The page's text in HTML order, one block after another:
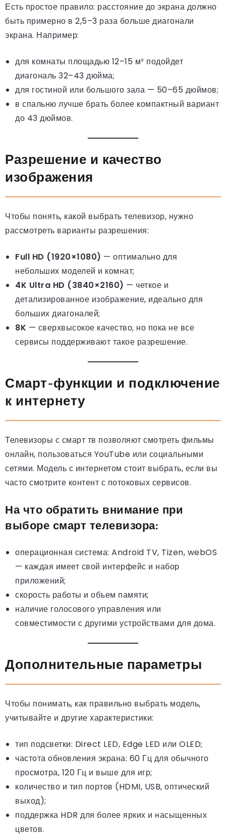
Есть простое правило: расстояние до экрана должно
быть примерно в 2,5–3 раза больше диагонали
экрана. Например:
для комнаты площадью 12–15 м² подойдет
диагональ 32–43 дюйма;
для гостиной или большого зала — 50–65 дюймов;
в спальню лучше брать более компактный вариант
до 43 дюймов.
Разрешение и качество
изображения
Чтобы понять, какой выбрать телевизор, нужно
рассмотреть варианты разрешения:
Full HD (1920×1080) — оптимально для
небольших моделей и комнат;
4K Ultra HD (3840×2160) — четкое и
детализированное изображение, идеально для
больших диагоналей;
8K — сверхвысокое качество, но пока не все
сервисы поддерживают такое разрешение.
Смарт-функции и подключение
к интернету
Телевизоры с смарт тв позволяют смотреть фильмы
онлайн, пользоваться YouTube или социальными
сетями. Модель с интернетом стоит выбрать, если вы
часто смотрите контент с потоковых сервисов.
На что обратить внимание при
выборе смарт телевизора:
операционная система: Android TV, Tizen, webOS
— каждая имеет свой интерфейс и набор
приложений;
скорость работы и объем памяти;
наличие голосового управления или
совместимости с другими устройствами для дома.
Дополнительные параметры
Чтобы понимать, как правильно выбрать модель,
учитывайте и другие характеристики:
тип подсветки: Direct LED, Edge LED или OLED;
частота обновления экрана: 60 Гц для обычного
просмотра, 120 Гц и выше для игр;
количество и тип портов (HDMI, USB, оптический
выход);
поддержка HDR для более ярких и насыщенных
цветов.